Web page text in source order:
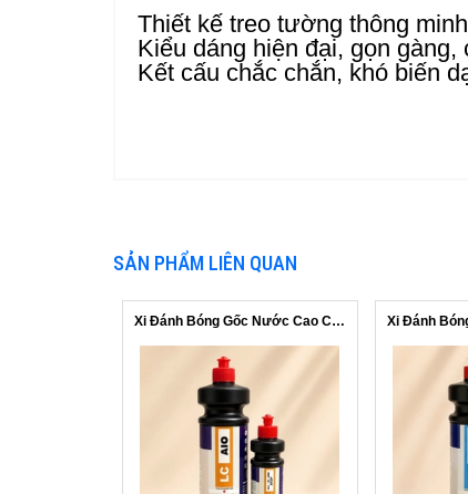
Thiết kế treo tường thông
Kiểu dáng hiện đại, gọn gàng,
Kết cấu chắc chắn, khó biến
SẢN PHẨM LIÊN QUAN
Xi Đánh Bóng Gốc Nước Cao Cấp 3 in 1 ...